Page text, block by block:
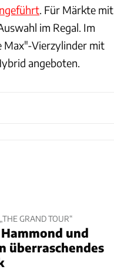
. Für Märkte mit
im Regal. Im
Max"-Vierzylinder mit
angeboten.
GRAND TOUR“
und
überraschendes